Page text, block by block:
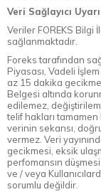
Veri Sağlayıcı
Veriler FOREKS Bilgi
sağlanmaktadır.
Foreks tarafından
Piyasası, Vadeli
az 15 dakika
Belgesi altında
edilemez,
telif hakları tamamen
verinin sekansı,
vermez. Veri
gecikmesi, eksik
perfomansın
ve / veya
sorumlu değildir.